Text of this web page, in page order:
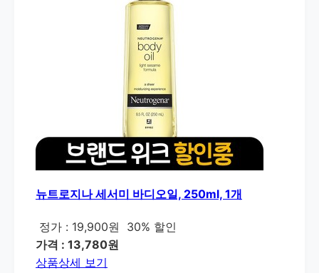
뉴트로지나 세서미 바디오일, 250ml, 1개
정가 : 19,900원
30% 할인
가격 : 13,780원
상품상세 보기